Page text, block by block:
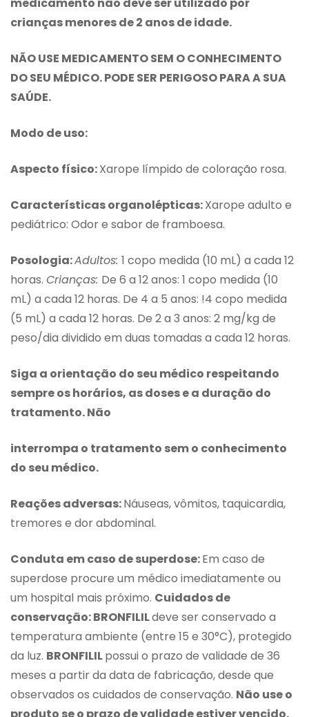
crianças menores de 2 anos de idade.
NÃO USE MEDICAMENTO SEM O CONHECIMENTO
DO SEU MÉDICO. PODE SER PERIGOSO PARA A SUA
SAÚDE.
Modo de uso:
Aspecto físico:Xarope límpido de coloração rosa.
Características organolépticas:Xarope adulto e
pediátrico: Odor e sabor de framboesa.
Posologia:Adultos: 1 copo medida (10 mL) a cada 12
horas. Crianças: De 6 a 12 anos: 1 copo medida (10
mL) a cada 12 horas. De 4 a 5 anos: !4 copo medida
(5 mL) a cada 12 horas. De 2 a 3 anos: 2 mg/kg de
peso/dia dividido em duas tomadas a cada 12 horas.
Siga a orientação do seu médico respeitando
sempre os horários, as doses e a duração do
tratamento. Não
interrompa o tratamento sem o conhecimento
do seu médico.
Reações adversas:Náuseas, vômitos, taquicardia,
tremores e dor abdominal.
Conduta em caso de superdose:Em caso de
superdose procure um médico imediatamente ou
um hospital mais próximo. Cuidados de
conservação: BRONFILILdeve ser conservado a
temperatura ambiente (entre 15 e 30°C), protegido
da luz. BRONFILILpossui o prazo de validade de 36
meses a partir da data de fabricação, desde que
observados os cuidados de conservação. Não use o